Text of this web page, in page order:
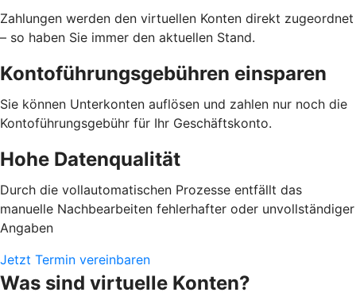
Zahlungen werden den virtuellen Konten direkt zugeordnet
– so haben Sie immer den aktuellen Stand.
Kontoführungsgebühren einsparen
Sie können Unterkonten auflösen und zahlen nur noch die
Kontoführungsgebühr für Ihr Geschäftskonto.
Hohe Datenqualität
Durch die vollautomatischen Prozesse entfällt das
manuelle Nachbearbeiten fehlerhafter oder unvollständiger
Angaben
Jetzt Termin vereinbaren
Was sind virtuelle Konten?